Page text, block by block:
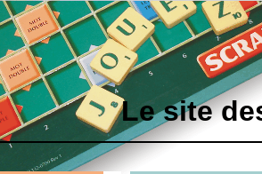
Le site